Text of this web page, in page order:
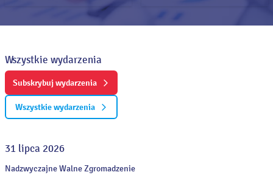
Wszystkie wydarzenia
Subskrybuj wydarzenia
Wszystkie wydarzenia
31 lipca 2026
Nadzwyczajne Walne Zgromadzenie